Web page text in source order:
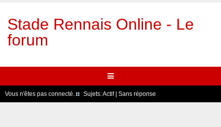
Stade Rennais Online - Le
forum
Vous n'êtes pas connecté. Sujets:Actif| Sans réponse